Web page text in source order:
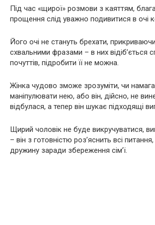
Під час «щирої» розмови з каяттям,
прощення слід уважно подивитися в очі
Його очі не стануть брехати,
схвальними фразами – в них відіб’ється
почуттів, підробити її не можна.
Жінка чудово зможе зрозуміти, чи
маніпулювати нею, або він, дійсно, не
відбулася, а тепер він шукає підходящі
Щирий чоловік не буде викручуватися,
– він з готовністю роз’яснить всі
дружину заради збереження сім’ї.